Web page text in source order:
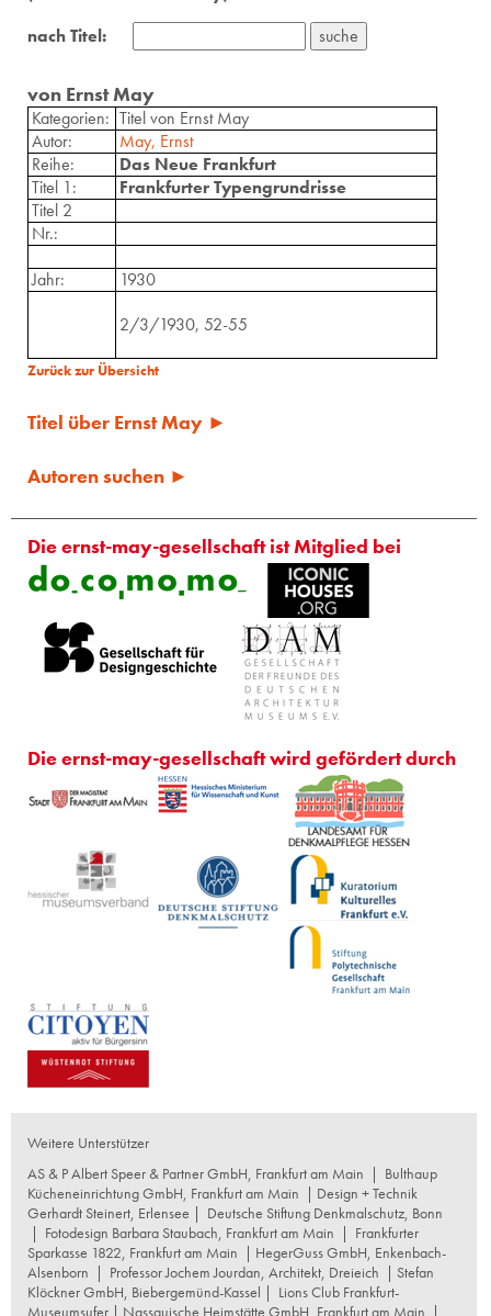
nach Titel:
von Ernst May
Kategorien: Titel von Ernst May
Autor:
May, Ernst
Reihe:
Das Neue Frankfurt
Titel 1:
Frankfurter Typengrundrisse
Titel 2
Nr.:
Jahr:
1930
2/3/1930, 52-55
Zurück zur Übersicht
Titel über Ernst May ►
Autoren suchen ►
Die ernst-may-gesellschaft ist Mitglied bei
Die ernst-may-gesellschaft wird gefördert durch
Weitere Unterstützer
AS & P Albert Speer & Partner GmbH, Frankfurt am Main | Bulthaup
Kücheneinrichtung GmbH, Frankfurt am Main | Design + Technik
Gerhardt Steinert, Erlensee | Deutsche Stiftung Denkmalschutz, Bonn
| Fotodesign Barbara Staubach, Frankfurt am Main | Frankfurter
Sparkasse 1822, Frankfurt am Main | HegerGuss GmbH, Enkenbach-
Alsenborn | Professor Jochem Jourdan, Architekt, Dreieich | Stefan
Klöckner GmbH, Biebergemünd-Kassel | Lions Club Frankfurt-
Museumsufer | Nassauische Heimstätte GmbH, Frankfurt am Main |